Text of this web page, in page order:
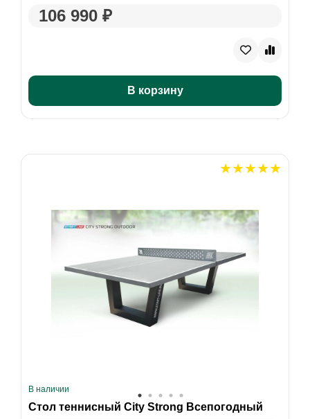
106 990 ₽
В корзину
В наличии
Стол теннисный City Strong Всепогодный